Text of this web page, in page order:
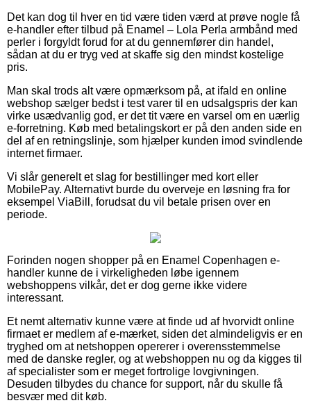
Det kan dog til hver en tid være tiden værd at prøve nogle få
e-handler efter tilbud på Enamel – Lola Perla armbånd med
perler i forgyldt forud for at du gennemfører din handel,
sådan at du er tryg ved at skaffe sig den mindst kostelige
pris.
Man skal trods alt være opmærksom på, at ifald en online
webshop sælger bedst i test varer til en udsalgspris der kan
virke usædvanlig god, er det tit være en varsel om en uærlig
e-forretning. Køb med betalingskort er på den anden side en
del af en retningslinje, som hjælper kunden imod svindlende
internet firmaer.
Vi slår generelt et slag for bestillinger med kort eller
MobilePay. Alternativt burde du overveje en løsning fra for
eksempel ViaBill, forudsat du vil betale prisen over en
periode.
Forinden nogen shopper på en Enamel Copenhagen e-
handler kunne de i virkeligheden løbe igennem
webshoppens vilkår, det er dog gerne ikke videre
interessant.
Et nemt alternativ kunne være at finde ud af hvorvidt online
firmaet er medlem af e-mærket, siden det almindeligvis er en
tryghed om at netshoppen opererer i overensstemmelse
med de danske regler, og at webshoppen nu og da kigges til
af specialister som er meget fortrolige lovgivningen.
Desuden tilbydes du chance for support, når du skulle få
besvær med dit køb.